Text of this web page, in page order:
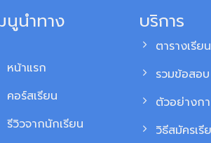
นูนำทาง
หน้าแรก
คอร์สเรียน
รีวิวจากนักเรียน
บริการ
ตารางเรียน
รวมข้อสอ
ตัวอย่างก
วิธีสมัครเรี